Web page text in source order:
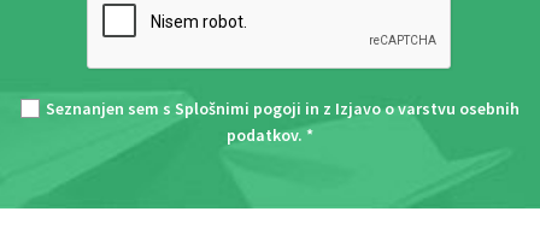
Seznanjen sem s Splošnimi pogoji in z Izjavo o varstvu osebnih
podatkov. *